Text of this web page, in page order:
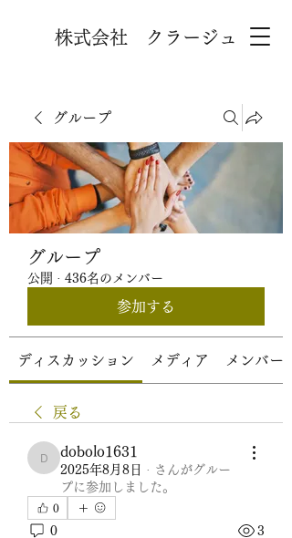
株式会社 クラージュ
グループ
グループ
公開 · 436名のメンバー
参加する
ディスカッション メディア メンバー
戻る
dobolo1631
dobolo1631
2025年8月8日 · さんがグルー
プに参加しました。
0
0 3